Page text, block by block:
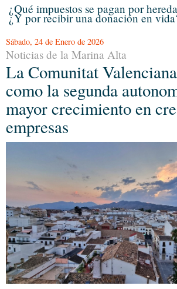
¿Qué impuestos se pagan por
¿Y por recibir una donación en
Sábado, 24 de Enero de 2026
Noticias de la Marina Alta
La Comunitat
como la segunda
mayor crecimiento en
empresas